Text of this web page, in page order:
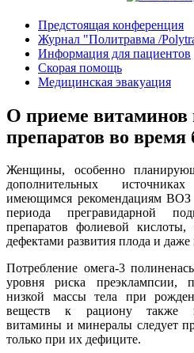
Предстоящая конференция
Журнал "Политравма /
Информация для пациентов
Скорая помощь
Медицинская эвакуация
О приеме витаминов
препаратов во время
Женщины, особенно
дополнительных
имеющимся рекомендациям ВОЗ
периода прегравидарной
препаратов фолиевой
дефектами развития плода и
Потребление омега-3
уровня риска преэклампсии,
низкой массы тела при
веществ к рациону также
витамины и минералы следует
только при их дефиците.